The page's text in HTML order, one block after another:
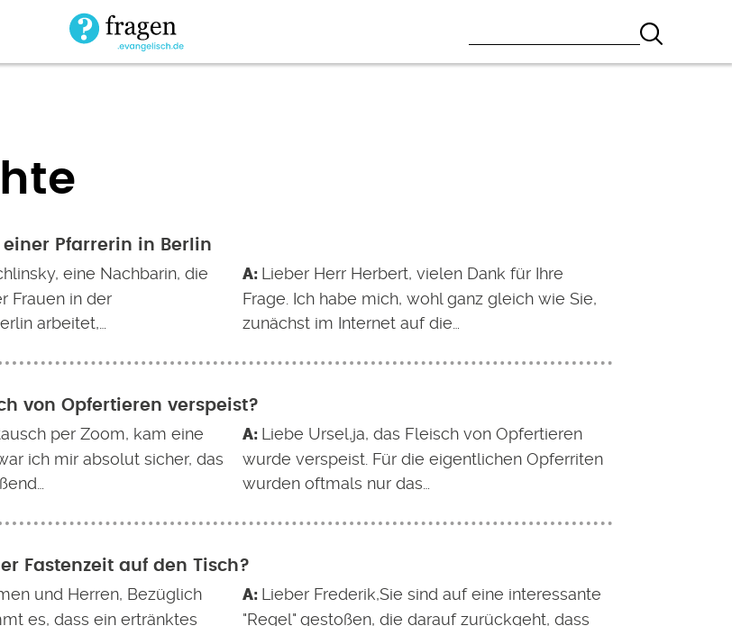
einer Pfarrerin in Berlin
eine Nachbarin, die
Frauen in der
arbeitet,…
Lieber Herr Herbert, vielen Dank für Ihre
Frage. Ich habe mich, wohl ganz gleich wie Sie,
zunächst im Internet auf die…
von Opfertieren verspeist?
per Zoom, kam eine
ich mir absolut sicher, das
Liebe Ursel,ja, das Fleisch von Opfertieren
wurde verspeist. Für die eigentlichen Opferriten
wurden oftmals nur das…
Fastenzeit auf den Tisch?
und Herren, Bezüglich
es, dass ein ertränktes
Lieber Frederik,Sie sind auf eine interessante
"Regel" gestoßen, die darauf zurückgeht, dass